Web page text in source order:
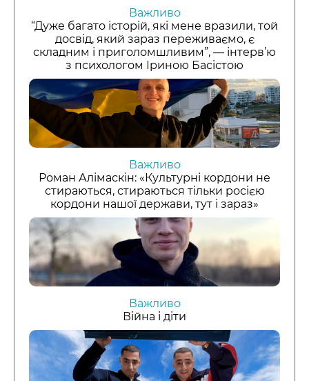
Важливо
“Дуже багато історій, які мене вразили, той
досвід, який зараз переживаємо, є
складним і приголомшливим”, — інтерв’ю
з психологом Іриною Басістою
Важливо
Роман Алімаскін: «Культурні кордони не
стираються, стираються тільки росією
кордони нашої держави, тут і зараз»
Важливо
Війна і діти